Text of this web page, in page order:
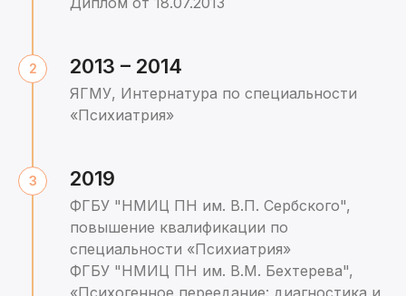
2013 – 2014
ЯГМУ, Интернатура по специальности
«Психиатрия»
2019
ФГБУ "НМИЦ ПН им. В.П. Сербского",
повышение квалификации по
специальности «Психиатрия»
ФГБУ "НМИЦ ПН им. В.М. Бехтерева",
«Психогенное переедание: диагностика и